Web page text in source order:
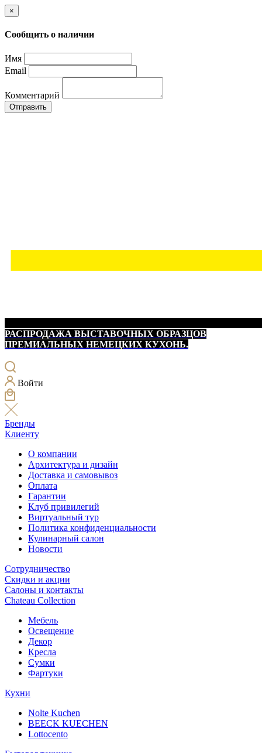
×
Сообщить о наличии
Имя
Email
Комментарий
Отправить
РАСПРОДАЖА ВЫСТАВОЧНЫХ ОБРАЗЦОВ
ПРЕМИАЛЬНЫХ НЕМЕЦКИХ КУХОНЬ.
Войти
Бренды
Клиенту
О компании
Архитектура и дизайн
Доставка и самовывоз
Оплата
Гарантии
Клуб привилегий
Виртуальный тур
Политика конфиденциальности
Кулинарный салон
Новости
Сотрудничество
Скидки и акции
Салоны и контакты
Chateau Collection
Мебель
Освещение
Декор
Кресла
Сумки
Фартуки
Кухни
Nolte Kuchen
BEECK KUECHEN
Lottocento